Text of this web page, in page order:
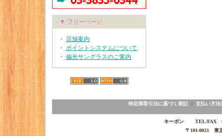
▼ フリーページ
・ 店舗案内
・ ポイントシステムについて
・ 偏光サングラスのご案内
特定商取引法に基づく表記｜ 支払い方法
キーポン TEL/FAX
〒101-0021 東